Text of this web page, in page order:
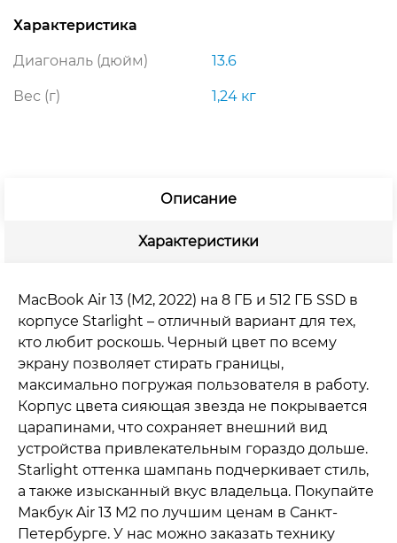
Характеристика
Диагональ (дюйм) 13.6
Вес (г) 1,24 кг
Описание
Характеристики
MacBook Air 13 (M2, 2022) на 8 ГБ и 512 ГБ SSD в
корпусе Starlight – отличный вариант для тех,
кто любит роскошь. Черный цвет по всему
экрану позволяет стирать границы,
максимально погружая пользователя в работу.
Корпус цвета сияющая звезда не покрывается
царапинами, что сохраняет внешний вид
устройства привлекательным гораздо дольше.
Starlight оттенка шампань подчеркивает стиль,
а также изысканный вкус владельца. Покупайте
Макбук Air 13 M2 по лучшим ценам в Санкт-
Петербурге. У нас можно заказать технику